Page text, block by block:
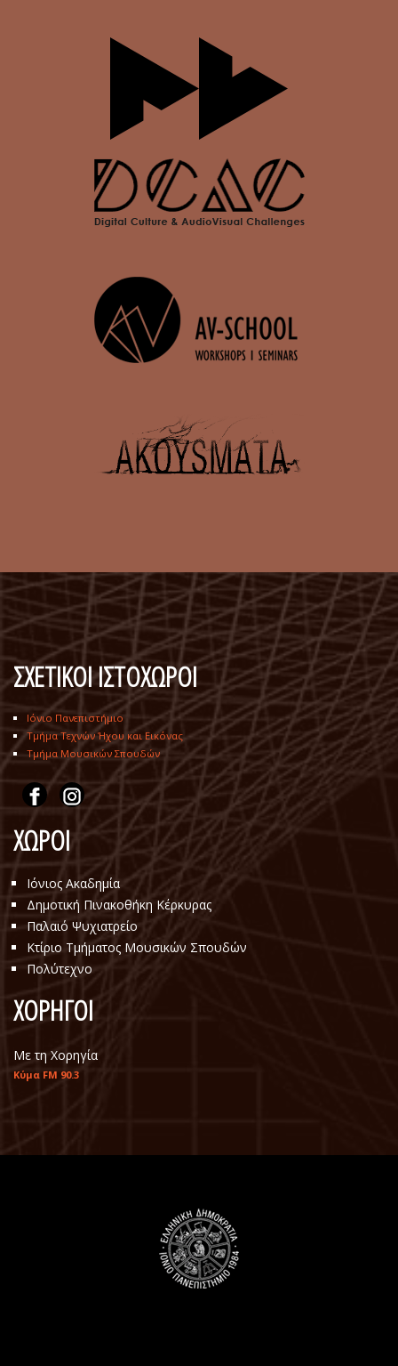
ΣΧΕΤΙΚΟΙ ΙΣΤΟΧΩΡΟΙ
Ιόνιο Πανεπιστήμιο
Τμήμα Τεχνών Ήχου και Εικόνας
Τμήμα Μουσικών Σπουδών
ΧΩΡΟΙ
Ιόνιος Ακαδημία
Δημοτική Πινακοθήκη Κέρκυρας
Παλαιό Ψυχιατρείο
Κτίριο Τμήματος Μουσικών Σπουδών
Πολύτεχνο
ΧΟΡΗΓΟΙ
Με τη Χορηγία
Κύμα FM 90.3